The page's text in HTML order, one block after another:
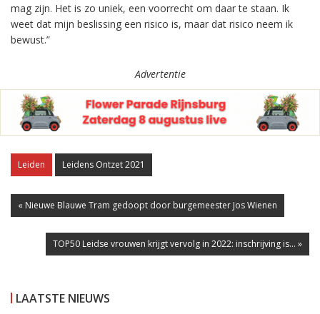
mag zijn. Het is zo uniek, een voorrecht om daar te staan. Ik
weet dat mijn beslissing een risico is, maar dat risico neem ik
bewust.”
Advertentie
Leiden Leidens Ontzet 2021
« Nieuwe Blauwe Tram gedoopt door burgemeester Jos Wienen
TOP50 Leidse vrouwen krijgt vervolg in 2022: inschrijving is... »
LAATSTE NIEUWS